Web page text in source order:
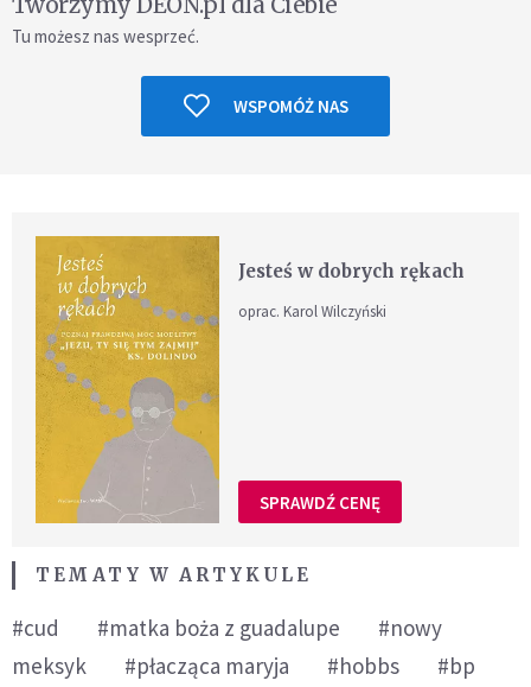
Tu możesz nas wesprzeć.
WSPOMÓŻ NAS
Jesteś w dobrych rękach
oprac. Karol Wilczyński
SPRAWDŹ CENĘ
TEMATY W ARTYKULE
#cud #matka boża z guadalupe
#nowy
meksyk
#płacząca maryja #hobbs
#bp